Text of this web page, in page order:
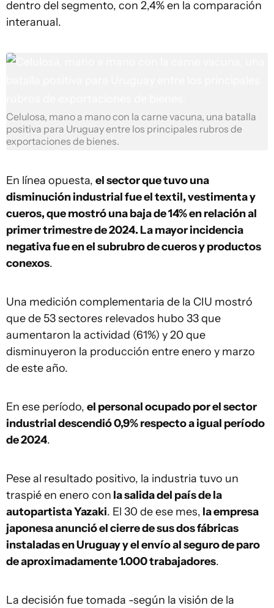
dentro del segmento, con 2,4% en la comparación
interanual.
Celulosa, mano a mano con la carne vacuna, una batalla
positiva para Uruguay entre los principales rubros de
exportaciones de bienes.
En línea opuesta, el sector que tuvo una
disminución industrial fue el textil, vestimenta y
cueros, que mostró una baja de 14% en relación al
primer trimestre de 2024. La mayor incidencia
negativa fue en el subrubro de cueros y productos
conexos.
Una medición complementaria de la CIU mostró
que de 53 sectores relevados hubo 33 que
aumentaron la actividad (61%) y 20 que
disminuyeron la producción entre enero y marzo
de este año.
En ese período, el personal ocupado por el sector
industrial descendió 0,9% respecto a igual período
de 2024.
Pese al resultado positivo, la industria tuvo un
traspié en enero con la salida del país de la
autopartista Yazaki. El 30 de ese mes, la empresa
japonesa anunció el cierre de sus dos fábricas
instaladas en Uruguay y el envío al seguro de paro
de aproximadamente 1.000 trabajadores.
La decisión fue tomada -según la visión de la